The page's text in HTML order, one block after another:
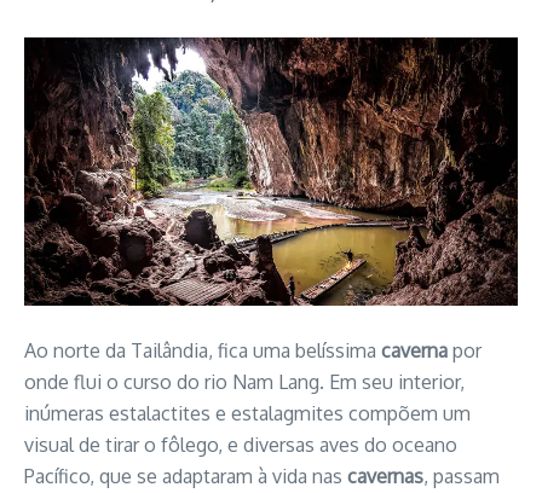
Ao norte da Tailândia, fica uma belíssima caverna por
onde flui o curso do rio Nam Lang. Em seu interior,
inúmeras estalactites e estalagmites compõem um
visual de tirar o fôlego, e diversas aves do oceano
Pacífico, que se adaptaram à vida nas cavernas, passam